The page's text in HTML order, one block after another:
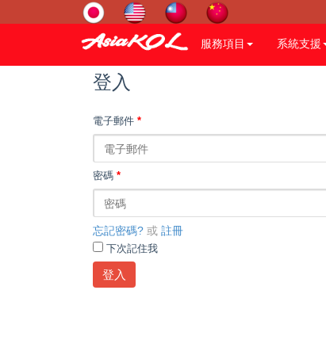
服務項目 系統支援
登入
電子郵件 *
密碼 *
忘記密碼? 或 註冊
下次記住我
登入